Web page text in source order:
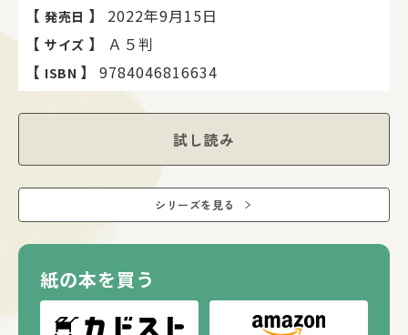
温かいエピソードなどから、「休息や手抜きを必要なことに
してみる」、「自分にできないことは足りていないのではな
い」といった優しい目線で、抱えているしんどさをゆっくり
手放すための考えをまとめました。『grape』の連載時か
エッセイです。
【 発売日 】
2022年9月15日
【 サイズ 】
Ａ５判
【 ISBN 】 9784046816634
試し読み
シリーズを見る
紙の本を買う